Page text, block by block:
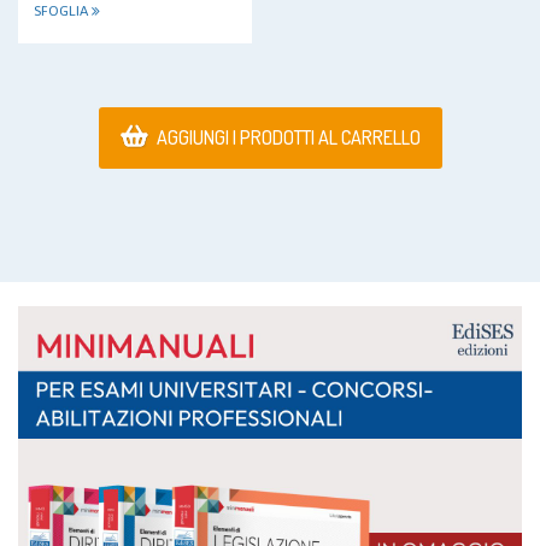
SFOGLIA
AGGIUNGI I PRODOTTI AL CARRELLO